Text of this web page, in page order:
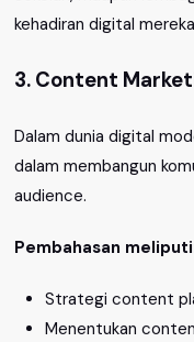
kehadiran digital
3. Content
Dalam dunia digital
dalam membangun
audience.
Pembahasan
Strategi content
Menentukan